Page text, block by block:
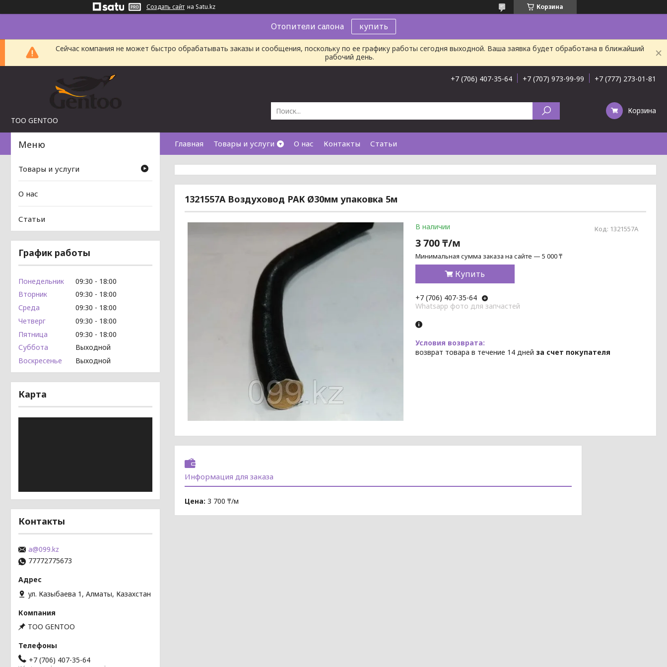
Создать сайт на Satu.kz Корзина
Отопители салона купить
Сейчас компания не может быстро обрабатывать заказы и сообщения, поскольку по ее графику работы сегодня выходной. Ваша заявка будет обработана в ближайший
рабочий день.
TOO GENTOO
+7 (706) 407-35-64 +7 (707) 973-99-99 +7 (777) 273-01-81
Корзина
Главная Товары и услуги О нас Контакты Статьи
1321557A Воздуховод PAK Ø30мм упаковка 5м
В наличии Код: 1321557A
3 700 ₸/м
Минимальная сумма заказа на сайте — 5 000 ₸
Купить
+7 (706) 407-35-64
Whatsapp фото для запчастей
возврат товара в течение 14 дней за счет покупателя
Информация для заказа
Цена: 3 700 ₸/м
Товары и услуги
О нас
Статьи
График работы
Понедельник 09:30
18:00
Вторник
09:30
18:00
Среда
09:30
18:00
Четверг
09:30
18:00
Пятница
09:30
18:00
Суббота
Выходной
Воскресенье
Выходной
Карта
Контакты
a@099.kz
77772775673
ул. Казыбаева 1, Алматы, Казахстан
TOO GENTOO
+7 (706) 407-35-64